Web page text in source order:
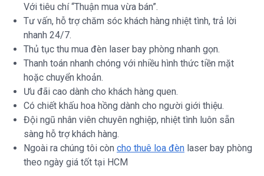
Với tiêu chí “Thuận mua vừa bán”.
Tư vấn, hỗ trợ chăm sóc khách hàng nhiệt tình, trả lời
nhanh 24/7.
Thủ tục thu mua đèn laser bay phòng nhanh gọn.
Thanh toán nhanh chóng với nhiều hình thức tiền mặt
hoặc chuyển khoản.
Ưu đãi cao dành cho khách hàng quen.
Có chiết khấu hoa hồng dành cho người giới thiệu.
Đội ngũ nhân viên chuyên nghiệp, nhiệt tình luôn sẵn
sàng hỗ trợ khách hàng.
Ngoài ra chúng tôi còn cho thuê loa đèn laser bay phòng
theo ngày giá tốt tại HCM